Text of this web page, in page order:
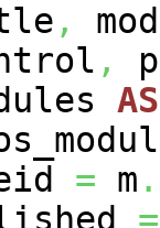
,
,
AS
= m .
=